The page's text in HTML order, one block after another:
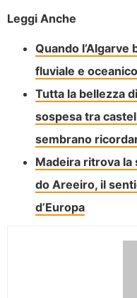
Leggi Anche
Quando l’Algarve
fluviale e
Tutta la bellezza
sospesa tra
sembrano
Madeira ritrova la
do Areeiro, il
d’Europa